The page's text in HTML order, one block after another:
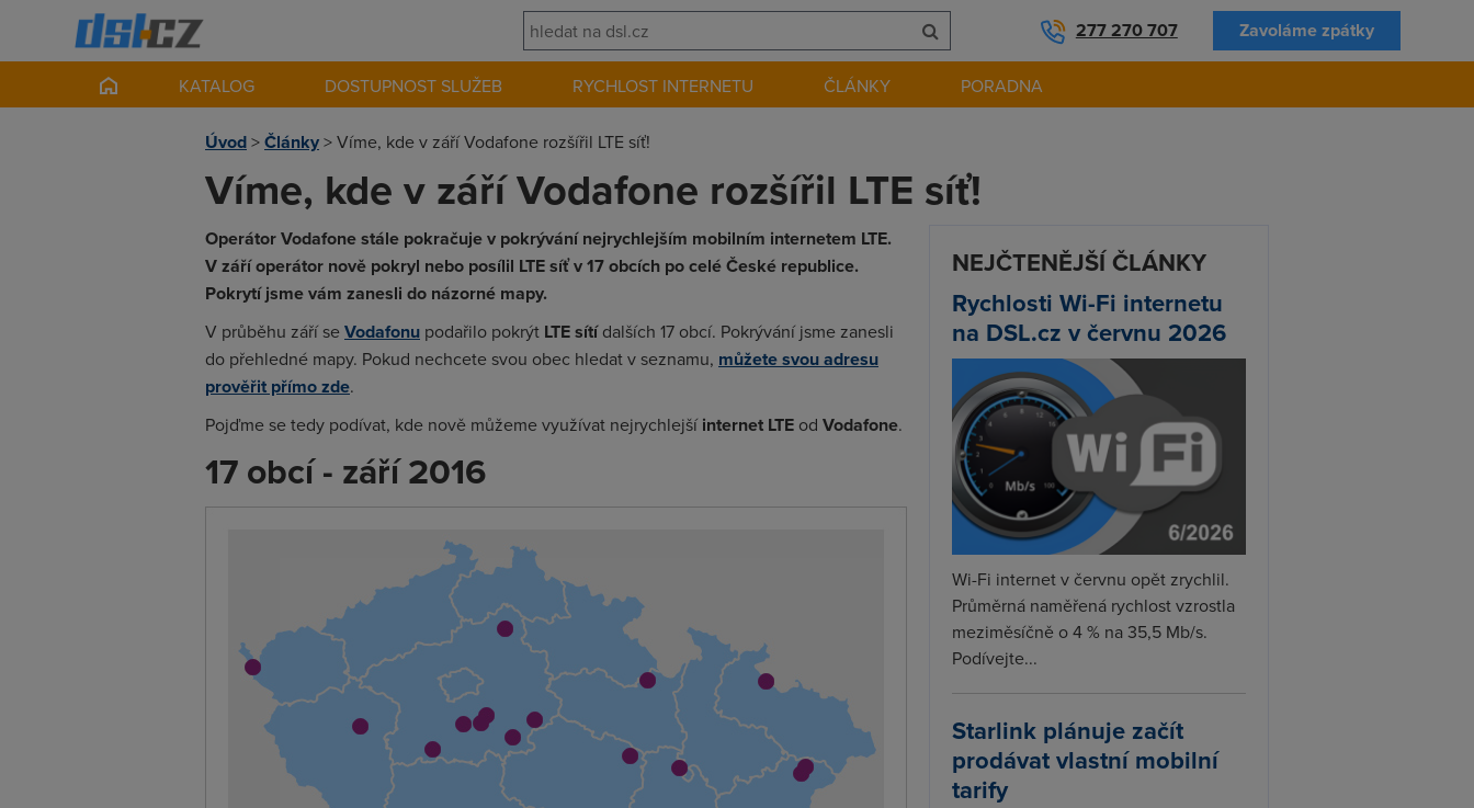
277 270 707 Zavoláme zpátky
KATALOG DOSTUPNOST SLUŽEB RYCHLOST INTERNETU ČLÁNKY PORADNA
Úvod>Články>Víme, kde v září Vodafone rozšířil LTE síť!
Víme, kde v září Vodafone rozšířil LTE síť!
Operátor Vodafone stále pokračuje v pokrývání nejrychlejším mobilním internetem LTE.
V září operátor nově pokryl nebo posílil LTE síť v 17 obcích po celé České republice.
Pokrytí jsme vám zanesli do názorné mapy.
V průběhu září se Vodafonu podařilo pokrýt LTE sítídalších 17 obcí. Pokrývání jsme zanesli
do přehledné mapy. Pokud nechcete svou obec hledat v seznamu, můžete svou adresu
prověřit přímo zde.
Pojďme se tedy podívat, kde nově můžeme využívat nejrychlejší internet LTE od Vodafone.
17 obcí - září 2016
NEJČTENĚJŠÍ ČLÁNKY
Rychlosti Wi-Fi internetu
na DSL.cz v červnu 2026
Wi-Fi internet v červnu opět zrychlil.
Průměrná naměřená rychlost vzrostla
meziměsíčně o 4 % na 35,5 Mb/s.
Podívejte...
Starlink plánuje začít
prodávat vlastní mobilní
tarify